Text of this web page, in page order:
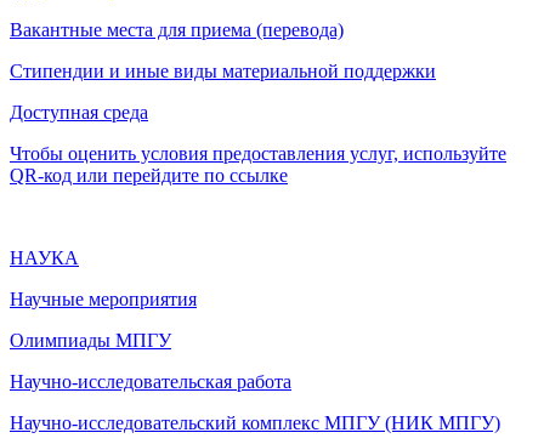
Вакантные места для приема (перевода)
Стипендии и иные виды материальной поддержки
Доступная среда
Чтобы оценить условия предоставления услуг, используйте
QR-код или перейдите по ссылке
НАУКА
Научные мероприятия
Олимпиады МПГУ
Научно-исследовательская работа
Научно-исследовательский комплекс МПГУ (НИК МПГУ)